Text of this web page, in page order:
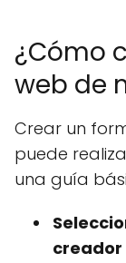
¿Cómo
web de
Crear un
puede
una guía